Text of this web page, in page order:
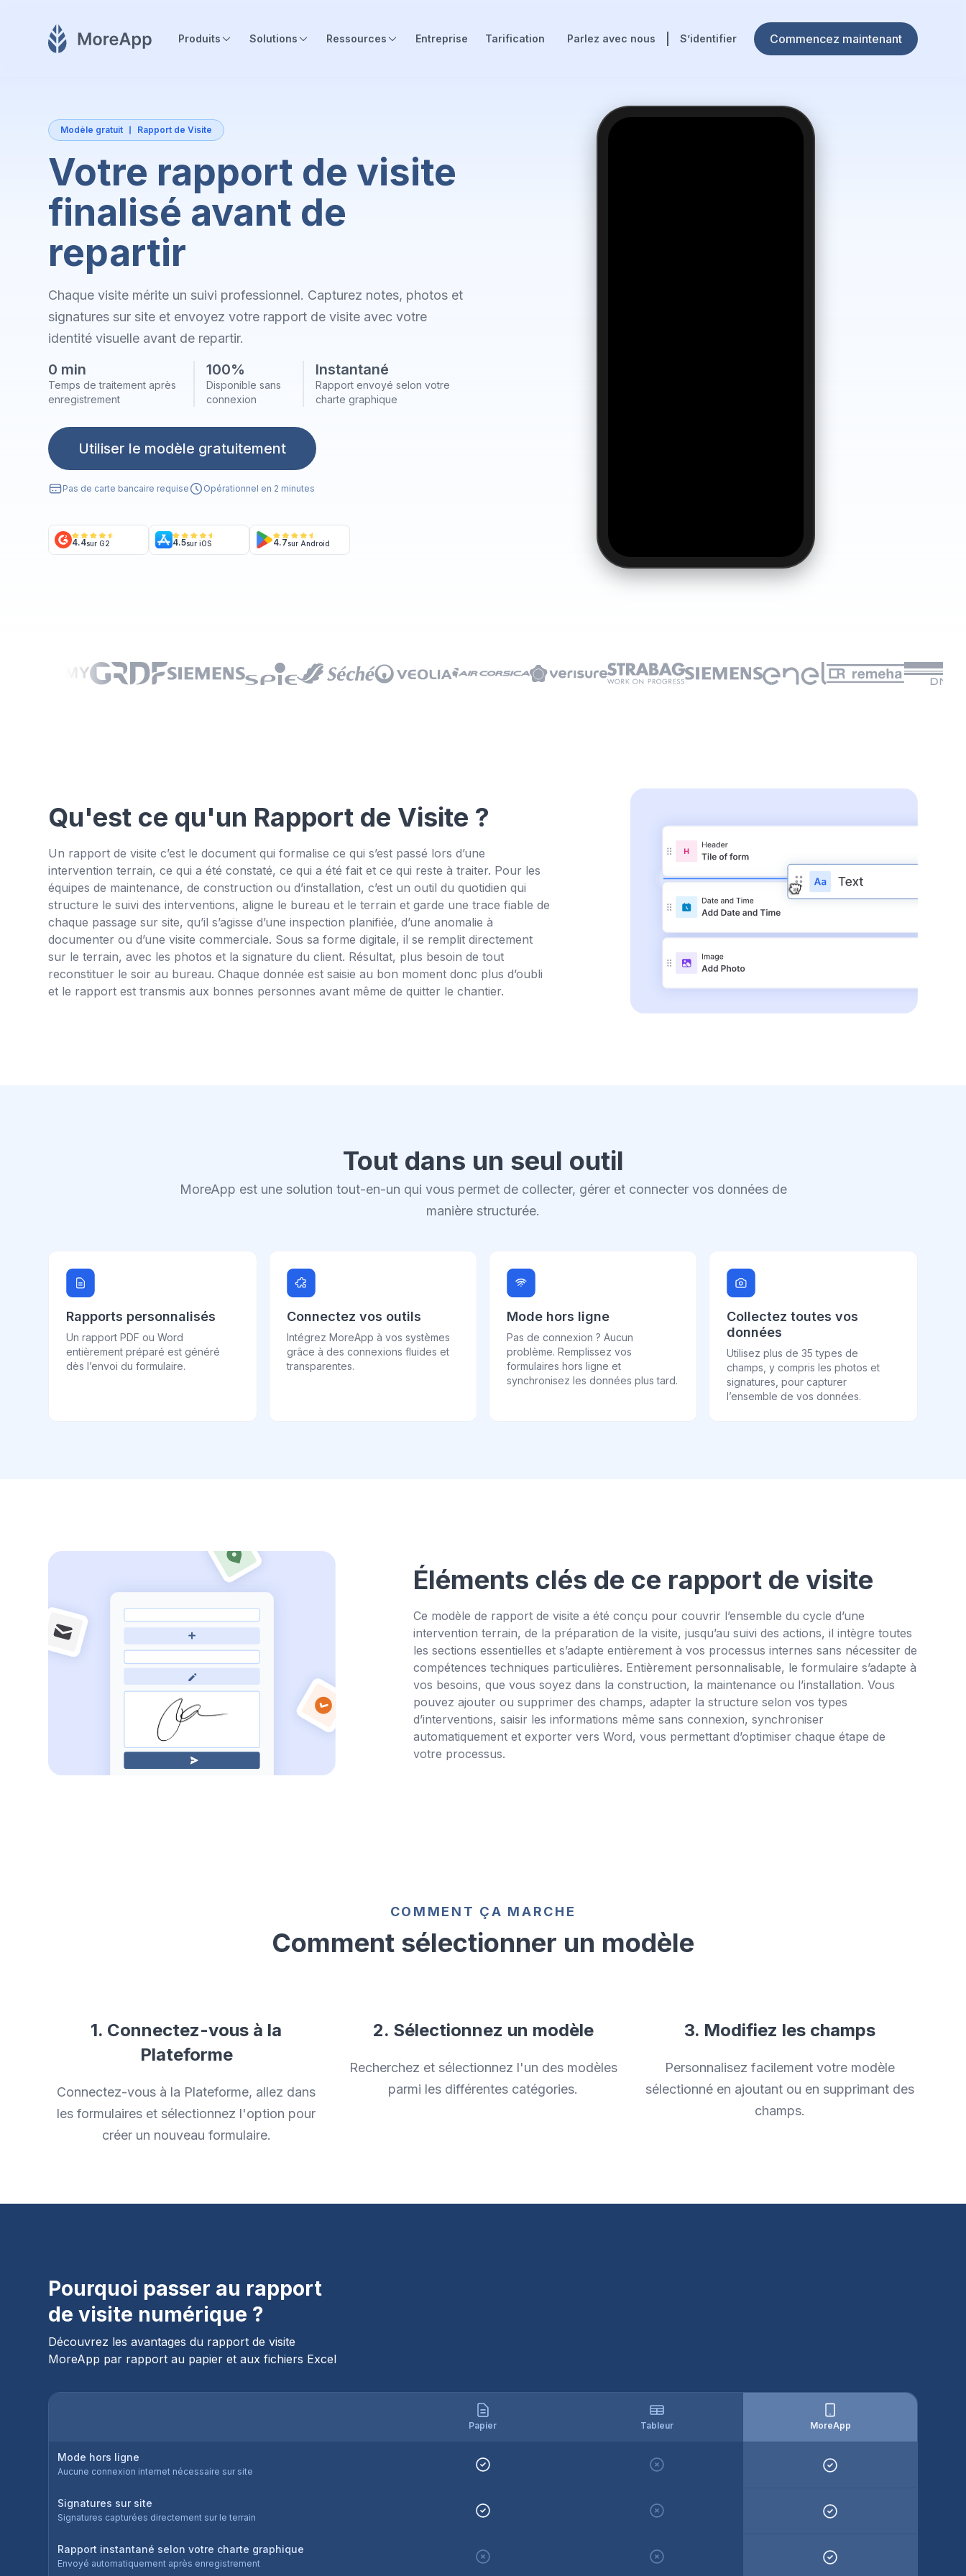
Produits Solutions Ressources Entreprise Tarification Parlez avec nous S’identifier Commencez maintenant
Modèle gratuit Rapport de Visite
Votre rapport de visite
finalisé avant de
repartir
Chaque visite mérite un suivi professionnel. Capturez notes, photos et
signatures sur site et envoyez votre rapport de visite avec votre
identité visuelle avant de repartir.
0 min
Temps de traitement après
enregistrement
100%
Disponible sans
connexion
Instantané
Rapport envoyé selon votre
charte graphique
Utiliser le modèle gratuitement
Pas de carte bancaire requise Opérationnel en 2 minutes
4.4sur G2 4.5sur iOS 4.7sur Android
👆
Qu'est ce qu'un Rapport de Visite ?
Un rapport de visite c’est le document qui formalise ce qui s’est passé lors d’une
intervention terrain, ce qui a été constaté, ce qui a été fait et ce qui reste à traiter. Pour les
équipes de maintenance, de construction ou d’installation, c’est un outil du quotidien qui
structure le suivi des interventions, aligne le bureau et le terrain et garde une trace fiable de
chaque passage sur site, qu’il s’agisse d’une inspection planifiée, d’une anomalie à
documenter ou d’une visite commerciale. Sous sa forme digitale, il se remplit directement
sur le terrain, avec les photos et la signature du client. Résultat, plus besoin de tout
reconstituer le soir au bureau. Chaque donnée est saisie au bon moment donc plus d’oubli
et le rapport est transmis aux bonnes personnes avant même de quitter le chantier.
Tout dans un seul outil
MoreApp est une solution tout-en-un qui vous permet de collecter, gérer et connecter vos données de
manière structurée.
Rapports personnalisés
Un rapport PDF ou Word
entièrement préparé est généré
dès l’envoi du formulaire.
Connectez vos outils
Intégrez MoreApp à vos systèmes
grâce à des connexions fluides et
transparentes.
Mode hors ligne
Pas de connexion ? Aucun
problème. Remplissez vos
formulaires hors ligne et
synchronisez les données plus tard.
Collectez toutes vos
données
Utilisez plus de 35 types de
champs, y compris les photos et
signatures, pour capturer
l’ensemble de vos données.
Éléments clés de ce rapport de visite
Ce modèle de rapport de visite a été conçu pour couvrir l’ensemble du cycle d’une
intervention terrain, de la préparation de la visite, jusqu’au suivi des actions, il intègre toutes
les sections essentielles et s’adapte entièrement à vos processus internes sans nécessiter de
compétences techniques particulières. Entièrement personnalisable, le formulaire s’adapte à
vos besoins, que vous soyez dans la construction, la maintenance ou l’installation. Vous
pouvez ajouter ou supprimer des champs, adapter la structure selon vos types
d’interventions, saisir les informations même sans connexion, synchroniser
automatiquement et exporter vers Word, vous permettant d’optimiser chaque étape de
votre processus.
COMMENT ÇA MARCHE
Comment sélectionner un modèle
1. Connectez-vous à la
Plateforme
Connectez-vous à la Plateforme, allez dans
les formulaires et sélectionnez l'option pour
créer un nouveau formulaire.
2. Sélectionnez un modèle
Recherchez et sélectionnez l'un des modèles
parmi les différentes catégories.
3. Modifiez les champs
Personnalisez facilement votre modèle
sélectionné en ajoutant ou en supprimant des
champs.
Pourquoi passer au rapport
de visite numérique ?
Découvrez les avantages du rapport de visite
MoreApp par rapport au papier et aux fichiers Excel
Papier Tableur MoreApp
Mode hors ligne
Aucune connexion internet nécessaire sur site
Signatures sur site
Signatures capturées directement sur le terrain
Rapport instantané selon votre charte graphique
Envoyé automatiquement après enregistrement